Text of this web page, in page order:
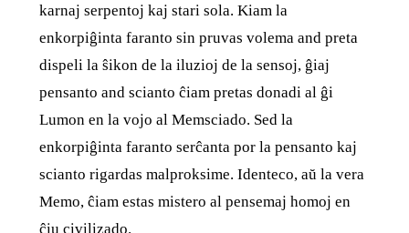
karnaj serpentoj kaj stari sola. Kiam la
enkorpiĝinta faranto sin pruvas volema and preta
dispeli la ŝikon de la iluzioj de la sensoj, ĝiaj
pensanto and scianto ĉiam pretas donadi al ĝi
Lumon en la vojo al Memsciado. Sed la
enkorpiĝinta faranto serĉanta por la pensanto kaj
scianto rigardas malproksime. Identeco, aŭ la vera
Memo, ĉiam estas mistero al pensemaj homoj en
ĉiu civilizado.